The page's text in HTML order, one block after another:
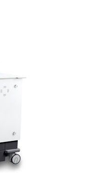
LIO por Ray-
lentes
y
paciente